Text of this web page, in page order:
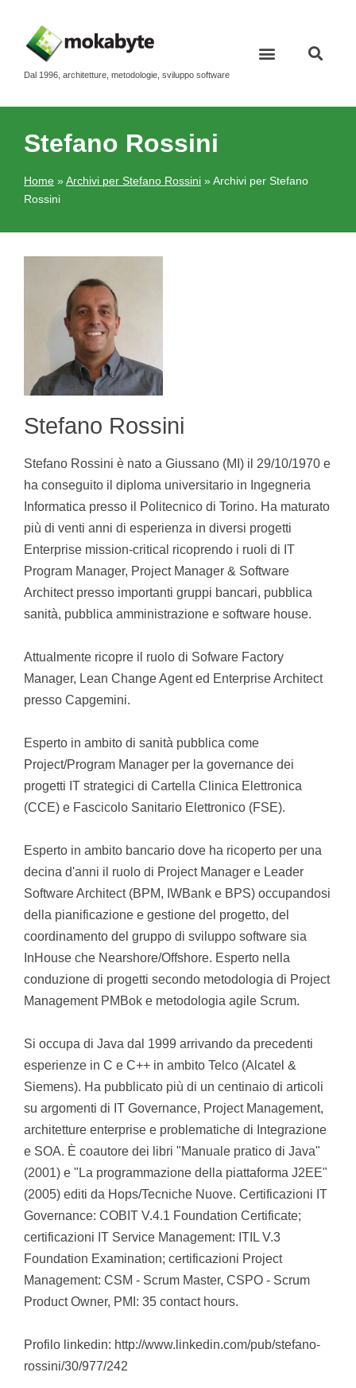
Dal 1996, architetture, metodologie, sviluppo software
Stefano Rossini
Home » Archivi per Stefano Rossini » Archivi per Stefano
Rossini
Stefano Rossini
Stefano Rossini è nato a Giussano (MI) il 29/10/1970 e
ha conseguito il diploma universitario in Ingegneria
Informatica presso il Politecnico di Torino. Ha maturato
più di venti anni di esperienza in diversi progetti
Enterprise mission-critical ricoprendo i ruoli di IT
Program Manager, Project Manager & Software
Architect presso importanti gruppi bancari, pubblica
sanità, pubblica amministrazione e software house.
Attualmente ricopre il ruolo di Sofware Factory
Manager, Lean Change Agent ed Enterprise Architect
presso Capgemini.
Esperto in ambito di sanità pubblica come
Project/Program Manager per la governance dei
progetti IT strategici di Cartella Clinica Elettronica
(CCE) e Fascicolo Sanitario Elettronico (FSE).
Esperto in ambito bancario dove ha ricoperto per una
decina d'anni il ruolo di Project Manager e Leader
Software Architect (BPM, IWBank e BPS) occupandosi
della pianificazione e gestione del progetto, del
coordinamento del gruppo di sviluppo software sia
InHouse che Nearshore/Offshore. Esperto nella
conduzione di progetti secondo metodologia di Project
Management PMBok e metodologia agile Scrum.
Si occupa di Java dal 1999 arrivando da precedenti
esperienze in C e C++ in ambito Telco (Alcatel &
Siemens). Ha pubblicato più di un centinaio di articoli
su argomenti di IT Governance, Project Management,
architetture enterprise e problematiche di Integrazione
e SOA. È coautore dei libri "Manuale pratico di Java"
(2001) e "La programmazione della piattaforma J2EE"
(2005) editi da Hops/Tecniche Nuove. Certificazioni IT
Governance: COBIT V.4.1 Foundation Certificate;
certificazioni IT Service Management: ITIL V.3
Foundation Examination; certificazioni Project
Management: CSM - Scrum Master, CSPO - Scrum
Product Owner, PMI: 35 contact hours.
Profilo linkedin: http://www.linkedin.com/pub/stefano-
rossini/30/977/242